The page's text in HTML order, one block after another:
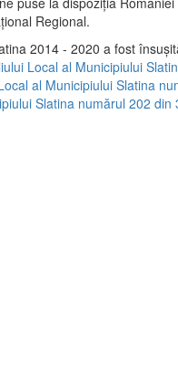
Regional.
2014 - 2020 a fost
Local al Municipiului
al Municipiului Slatina
Slatina numărul 202 din